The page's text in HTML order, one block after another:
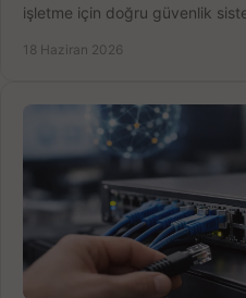
işletme için doğru güvenlik
18 Haziran 2026